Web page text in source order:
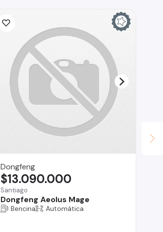
Dongfeng
Santiago
Dongfeng Aeolus Mage
$13.090.000
Bencina Automática